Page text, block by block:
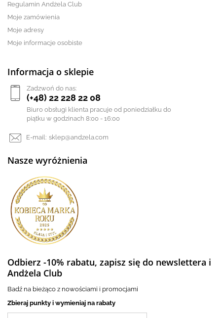
Regulamin Andżela Club
Moje zamówienia
Moje adresy
Moje informacje osobiste
Informacja o sklepie
Zadzwoń do nas:
(+48) 22 228 22 08
Biuro obsługi klienta pracuje od poniedziałku do
piątku w godzinach 8:00 - 16:00
E-mail: sklep@andzela.com
Nasze wyróżnienia
Odbierz -10% rabatu, zapisz się do newslettera i
Andżela Club
Badź na bieżąco z nowościami i promocjami
Zbieraj punkty i wymieniaj na rabaty